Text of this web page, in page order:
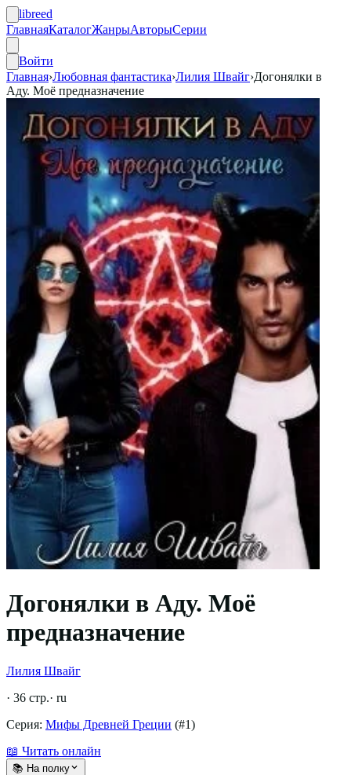
libreed
ГлавнаяКаталогЖанрыАвторыСерии
Войти
Главная›Любовная фантастика›Лилия Швайг›Догонялки в
Аду. Моё предназначение
Догонялки в Аду. Моё
предназначение
Лилия Швайг
· 36 стр.· ru
Серия: Мифы Древней Греции (#1)
📖 Читать онлайн
📚 На полку